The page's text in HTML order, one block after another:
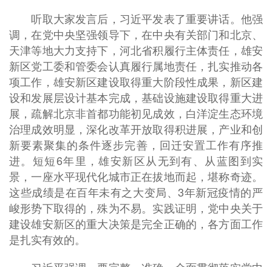
听取大家发言后，习近平发表了重要讲话。他强
调，在党中央坚强领导下，在中央有关部门和北京、
天津等地大力支持下，河北省积履行主体责任，雄安
新区党工委和管委会认真履行属地责任，扎实推动各
项工作，雄安新区建设取得重大阶段性成果，新区建
设和发展层设计基本完成，基础设施建设取得重大进
展，疏解北京非首都功能初见成效，白洋淀生态环境
治理成效明显，深化改革开放取得积进展，产业和创
新要素聚集的条件逐步完善，回迁安置工作有序推
进。短短6年里，雄安新区从无到有、从蓝图到实
景，一座水平现代化城市正在拔地而起，堪称奇迹。
这些成绩是在百年未有之大变局、3年新冠疫情的严
峻形势下取得的，殊为不易。实践证明，党中央关于
建设雄安新区的重大决策是完全正确的，各方面工作
是扎实有效的。